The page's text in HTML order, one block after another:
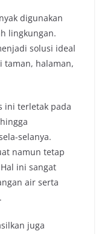
digunakan
lingkungan.
solusi ideal
taman, halaman,
ini terletak pada
selanya.
namun tetap
ini sangat
air serta
juga